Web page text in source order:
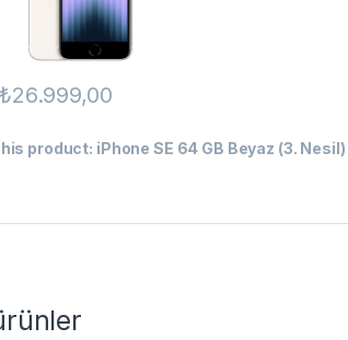
26.999,00
product: iPhone SE 64 GB Beyaz (3. Nesil)